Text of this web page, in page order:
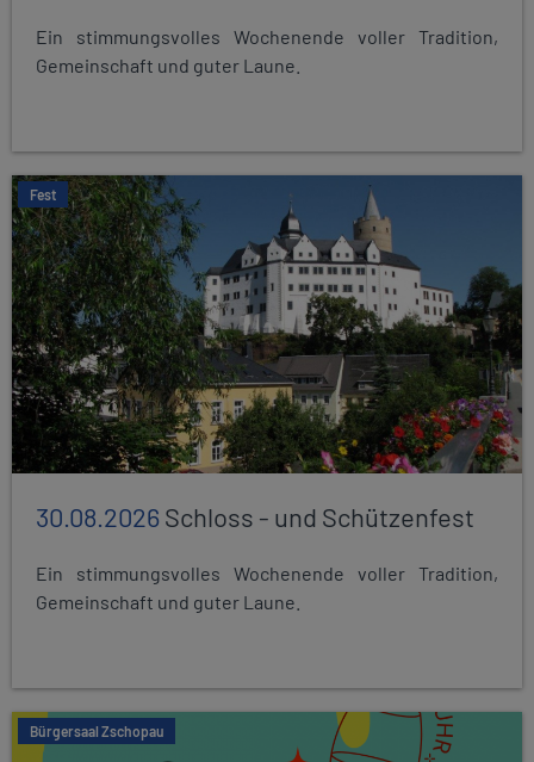
Ein stimmungsvolles Wochenende voller Tradition,
Gemeinschaft und guter Laune.
Fest
30.08.2026Schloss - und Schützenfest
Ein stimmungsvolles Wochenende voller Tradition,
Gemeinschaft und guter Laune.
Bürgersaal Zschopau